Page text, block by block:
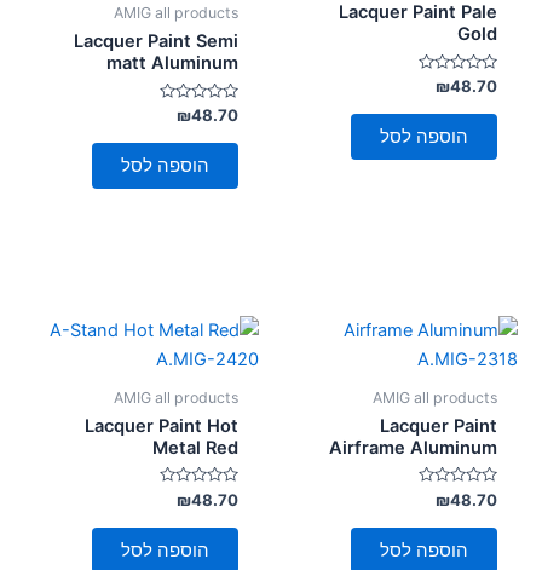
Lacquer Paint Pale
Gold
דורג
0
מתוך
₪48.70
הוספה לסל
AMIG all products
Lacquer Paint Semi
matt Aluminum
דורג
0
מתוך
₪48.70
הוספה לסל
AMIG all products
Lacquer Paint
Airframe Aluminum
דורג
0
מתוך
₪48.70
הוספה לסל
AMIG all products
Lacquer Paint Hot
Metal Red
דורג
0
מתוך
₪48.70
הוספה לסל